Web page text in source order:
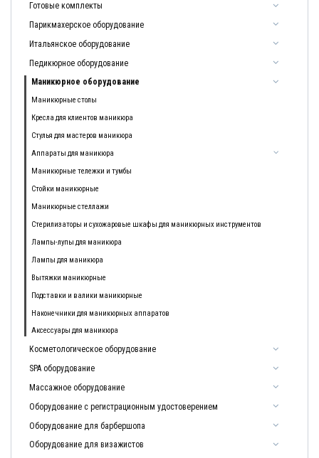
Готовые комплекты
Парикмахерское оборудование
Итальянское оборудование
Педикюрное оборудование
Маникюрное оборудование
Маникюрные столы
Кресла для клиентов маникюра
Стулья для мастеров маникюра
Аппараты для маникюра
Маникюрные тележки и тумбы
Стойки маникюрные
Маникюрные стеллажи
Стерилизаторы и сухожаровые шкафы для маникюрных инструментов
Лампы-лупы для маникюра
Лампы для маникюра
Вытяжки маникюрные
Подставки и валики маникюрные
Наконечники для маникюрных аппаратов
Аксессуары для маникюра
Косметологическое оборудование
SPA оборудование
Массажное оборудование
Оборудование с регистрационным удостоверением
Оборудование для барбершопа
Оборудование для визажистов